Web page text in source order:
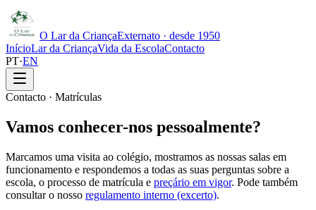
O Lar da CriançaExternato · desde 1950
InícioLar da CriançaVida da EscolaContacto
PT·EN
Contacto · Matrículas
Vamos conhecer-nos pessoalmente?
Marcamos uma visita ao colégio, mostramos as nossas salas em
funcionamento e respondemos a todas as suas perguntas sobre a
escola, o processo de matrícula e preçário em vigor. Pode também
consultar o nosso regulamento interno (excerto).